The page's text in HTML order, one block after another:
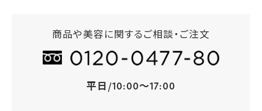
商品や美容に関するご相談・ご注文
平日/10:00～17:00